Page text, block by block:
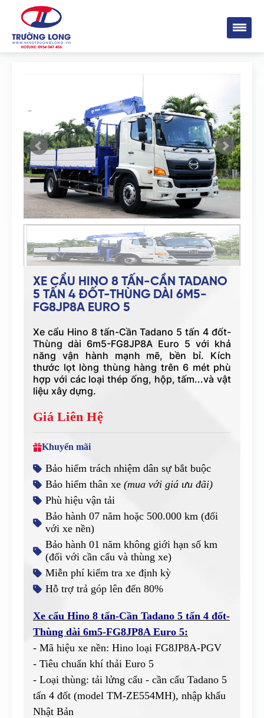
XE CẨU HINO 8 TẤN-CẦN TADANO
5 TẤN 4 ĐỐT-THÙNG DÀI 6M5-
FG8JP8A EURO 5
Xe cẩu Hino 8 tấn-Cần Tadano 5 tấn 4 đốt-
Thùng dài 6m5-FG8JP8A Euro 5 với khả
năng vận hành mạnh mẽ, bền bỉ. Kích
thước lọt lòng thùng hàng trên 6 mét phù
hợp với các loại thép ống, hộp, tấm...và vật
liệu xây dựng.
Giá Liên Hệ
Khuyến mãi
Bảo hiểm trách nhiệm dân sự bắt buộc
Bảo hiểm thân xe (mua với giá ưu đãi)
Phù hiệu vận tải
Bảo hành 07 năm hoặc 500.000 km (đối
với xe nền)
Bảo hành 01 năm không giới hạn số km
(đối với cần cẩu và thùng xe)
Miễn phí kiểm tra xe định kỳ
Hỗ trợ trả góp lên đến 80%
Xe cẩu Hino 8 tấn-Cần Tadano 5 tấn 4 đốt-
Thùng dài 6m5-FG8JP8A Euro 5:
- Mã hiệu xe nền: Hino loại FG8JP8A-PGV
- Tiêu chuẩn khí thải Euro 5
- Loại thùng: tải lửng cẩu - cần cẩu Tadano 5
tấn 4 đốt (model TM-ZE554MH), nhập khẩu
Nhật Bản